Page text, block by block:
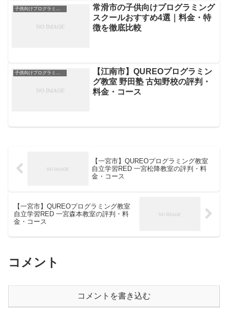
子供向けプログラミングスクール
常滑市の子供向けプログラミング
スクールおすすめ4選｜料金・特
徴を徹底比較
【江南市】QUREOプログラミン
グ教室 野田塾 古知野校の評判・
料金・コース
【一宮市】QUREOプログラミング教室
自立学習RED 一宮松降教室の評判・料
金・コース
【一宮市】QUREOプログラミング教室
自立学習RED 一宮森本教室の評判・料
金・コース
コメント
コメントを書き込む